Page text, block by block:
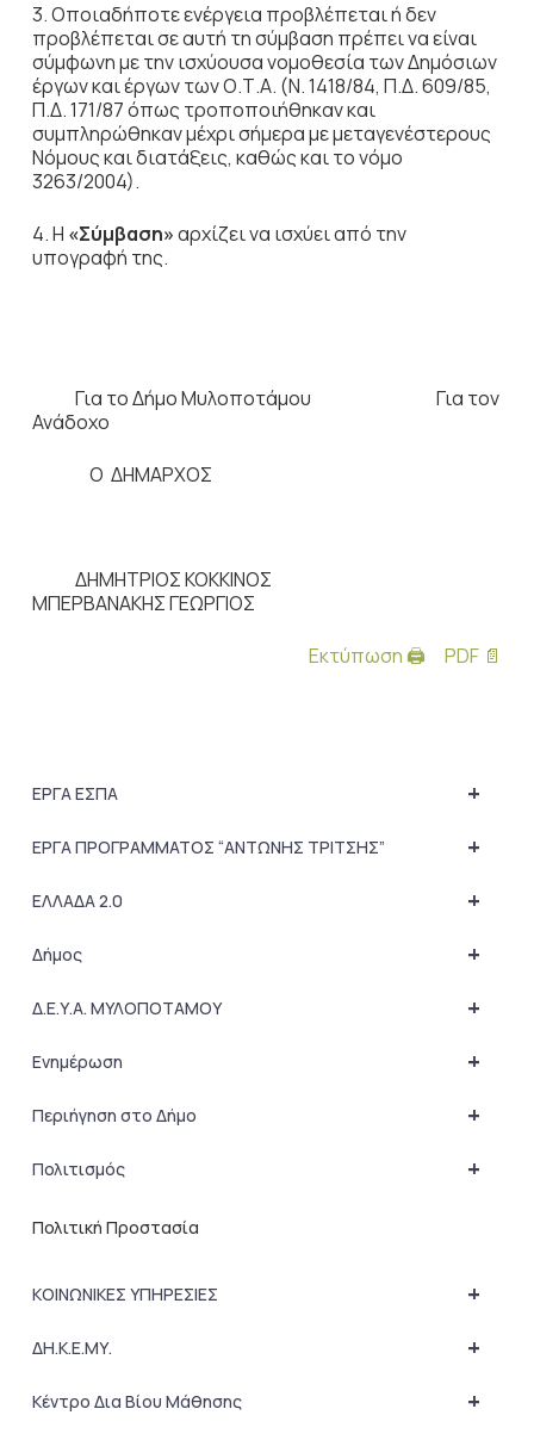
3. Οποιαδήποτε ενέργεια προβλέπεται ή δεν
προβλέπεται σε αυτή τη σύμβαση πρέπει να είναι
σύμφωνη με την ισχύουσα νομοθεσία των Δημόσιων
έργων και έργων των Ο.Τ.Α. (Ν. 1418/84, Π.Δ. 609/85,
Π.Δ. 171/87 όπως τροποποιήθηκαν και
συμπληρώθηκαν μέχρι σήμερα με μεταγενέστερους
Νόμους και διατάξεις, καθώς και το νόμο
3263/2004).
4. Η «Σύμβαση»αρχίζει να ισχύει από την
υπογραφή της.
Για το Δήμο Μυλοποτάμου Για τον
Ανάδοχο
Ο ΔΗΜΑΡΧΟΣ
ΔΗΜΗΤΡΙΟΣ ΚΟΚΚΙΝΟΣ
ΜΠΕΡΒΑΝΑΚΗΣ ΓΕΩΡΓΙΟΣ
Εκτύπωση 🖨
PDF 📄
+
ΕΡΓΑ ΕΣΠΑ
+
ΕΡΓΑ ΠΡΟΓΡΑΜΜΑΤΟΣ “ΑΝΤΩΝΗΣ ΤΡΙΤΣΗΣ”
+
ΕΛΛΑΔΑ 2.0
+
Δήμος
+
Δ.Ε.Υ.Α. ΜΥΛΟΠΟΤΑΜΟΥ
+
Ενημέρωση
+
Περιήγηση στο Δήμο
+
Πολιτισμός
Πολιτική Προστασία
+
ΚΟΙΝΩΝΙΚΕΣ ΥΠΗΡΕΣΙΕΣ
+
ΔΗ.Κ.Ε.ΜΥ.
+
Κέντρο Δια Βίου Μάθησης